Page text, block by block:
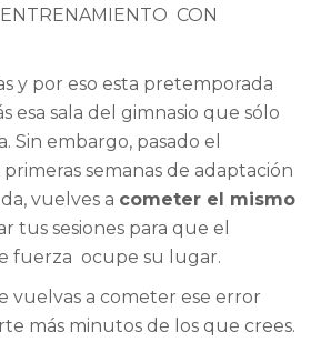
CON
y por eso esta pretemporada
esa sala del gimnasio que sólo
Sin embargo, pasado el
primeras semanas de adaptación
vuelves a cometer el mismo
tus sesiones para que el
fuerza ocupe su lugar.
vuelvas a cometer ese error
más minutos de los que crees.